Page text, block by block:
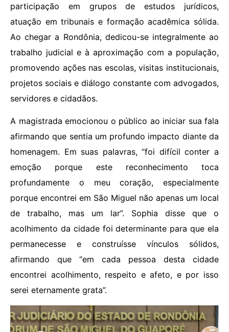
participação em grupos de estudos jurídicos,
atuação em tribunais e formação acadêmica sólida.
Ao chegar a Rondônia, dedicou-se integralmente ao
trabalho judicial e à aproximação com a população,
promovendo ações nas escolas, visitas institucionais,
projetos sociais e diálogo constante com advogados,
servidores e cidadãos.
A magistrada emocionou o público ao iniciar sua fala
afirmando que sentia um profundo impacto diante da
homenagem. Em suas palavras, “foi difícil conter a
emoção porque este reconhecimento toca
profundamente o meu coração, especialmente
porque encontrei em São Miguel não apenas um local
de trabalho, mas um lar”. Sophia disse que o
acolhimento da cidade foi determinante para que ela
permanecesse e construísse vínculos sólidos,
afirmando que “em cada pessoa desta cidade
encontrei acolhimento, respeito e afeto, e por isso
serei eternamente grata”.